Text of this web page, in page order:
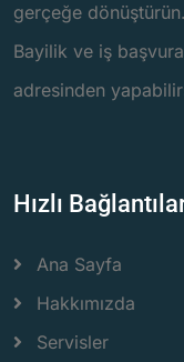
gerçeğe dönüştürün.
Bayilik ve iş
adresinden
Hızlı
Ana Sayfa
Hakkımızda
Servisler